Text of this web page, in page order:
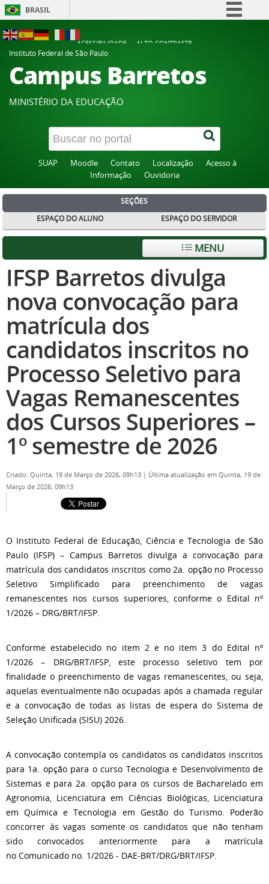
BRASIL
Participe
Acesso à informação
Canais
ACESSIBILIDADE
ALTO CONTRASTE
Instituto Federal de São Paulo
Campus Barretos
MINISTÉRIO DA EDUCAÇÃO
SUAP Moodle Contato Localização
Acesso à
Informação
Ouvidoria
SEÇÕES
ESPAÇO DO ALUNO
ESPAÇO DO SERVIDOR
MENU
IFSP Barretos divulga
nova convocação para
matrícula dos
candidatos inscritos no
Processo Seletivo para
Vagas Remanescentes
dos Cursos Superiores –
1º semestre de 2026
Criado: Quinta, 19 de Março de 2026, 09h13 | Última atualização em Quinta, 19 de
Março de 2026, 09h13
O Instituto Federal de Educação, Ciência e Tecnologia de São
Paulo (IFSP) – Campus Barretos divulga a convocação para
matrícula dos candidatos inscritos como 2a. opção no Processo
Seletivo Simplificado para preenchimento de vagas
remanescentes nos cursos superiores, conforme o Edital nº
1/2026 – DRG/BRT/IFSP.
Conforme estabelecido no item 2 e no item 3 do Edital nº
1/2026 – DRG/BRT/IFSP, este processo seletivo tem por
finalidade o preenchimento de vagas remanescentes, ou seja,
aquelas eventualmente não ocupadas após a chamada regular
e a convocação de todas as listas de espera do Sistema de
Seleção Unificada (SISU) 2026.
A convocação contempla os candidatos os candidatos inscritos
para 1a. opção para o curso Tecnologia e Desenvolvimento de
Sistemas e para 2a. opção para os cursos de Bacharelado em
Agronomia, Licenciatura em Ciências Biológicas, Licenciatura
em Química e Tecnologia em Gestão do Turismo. Poderão
concorrer às vagas somente os candidatos que não tenham
sido convocados anteriormente para a matrícula
no Comunicado no. 1/2026 - DAE-BRT/DRG/BRT/IFSP.